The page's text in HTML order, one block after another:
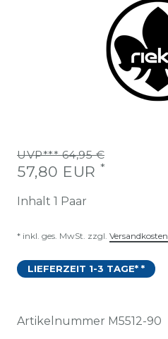
UVP*** 64,95 €
57,80 EUR *
Inhalt 1 Paar
* inkl. ges. MwSt. zzgl. Versandkosten
LIEFERZEIT 1-3 TAGE* *
Artikelnummer M5512-90